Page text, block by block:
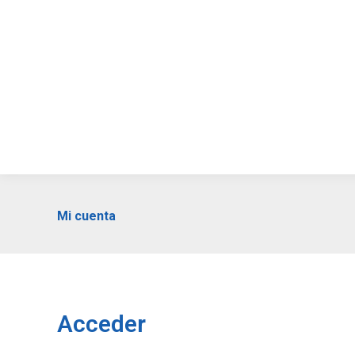
Mi cuenta
Acceder